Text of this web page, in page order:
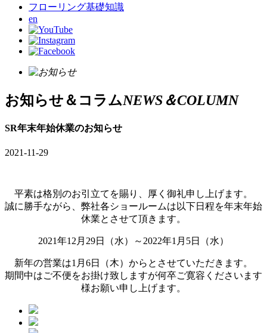
フローリング基礎知識
en
お知らせ＆コラムNEWS＆COLUMN
SR年末年始休業のお知らせ
2021-11-29
平素は格別のお引立てを賜り、厚く御礼申し上げます。
誠に勝手ながら、弊社各ショールームは以下日程を年末年始
休業とさせて頂きます。
2021年12月29日（水）～2022年1月5日（水）
新年の営業は1月6日（木）からとさせていただきます。
期間中はご不便をお掛け致しますが何卒ご寛容くださいます
様お願い申し上げます。